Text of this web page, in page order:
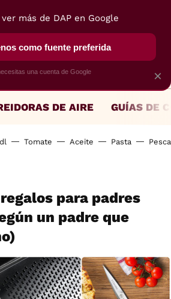
DE AIRE GUÍAS DE
Tomate Aceite Pasta
para padres
un padre que
×
más de DAP en Google
como fuente preferida
una cuenta de Google